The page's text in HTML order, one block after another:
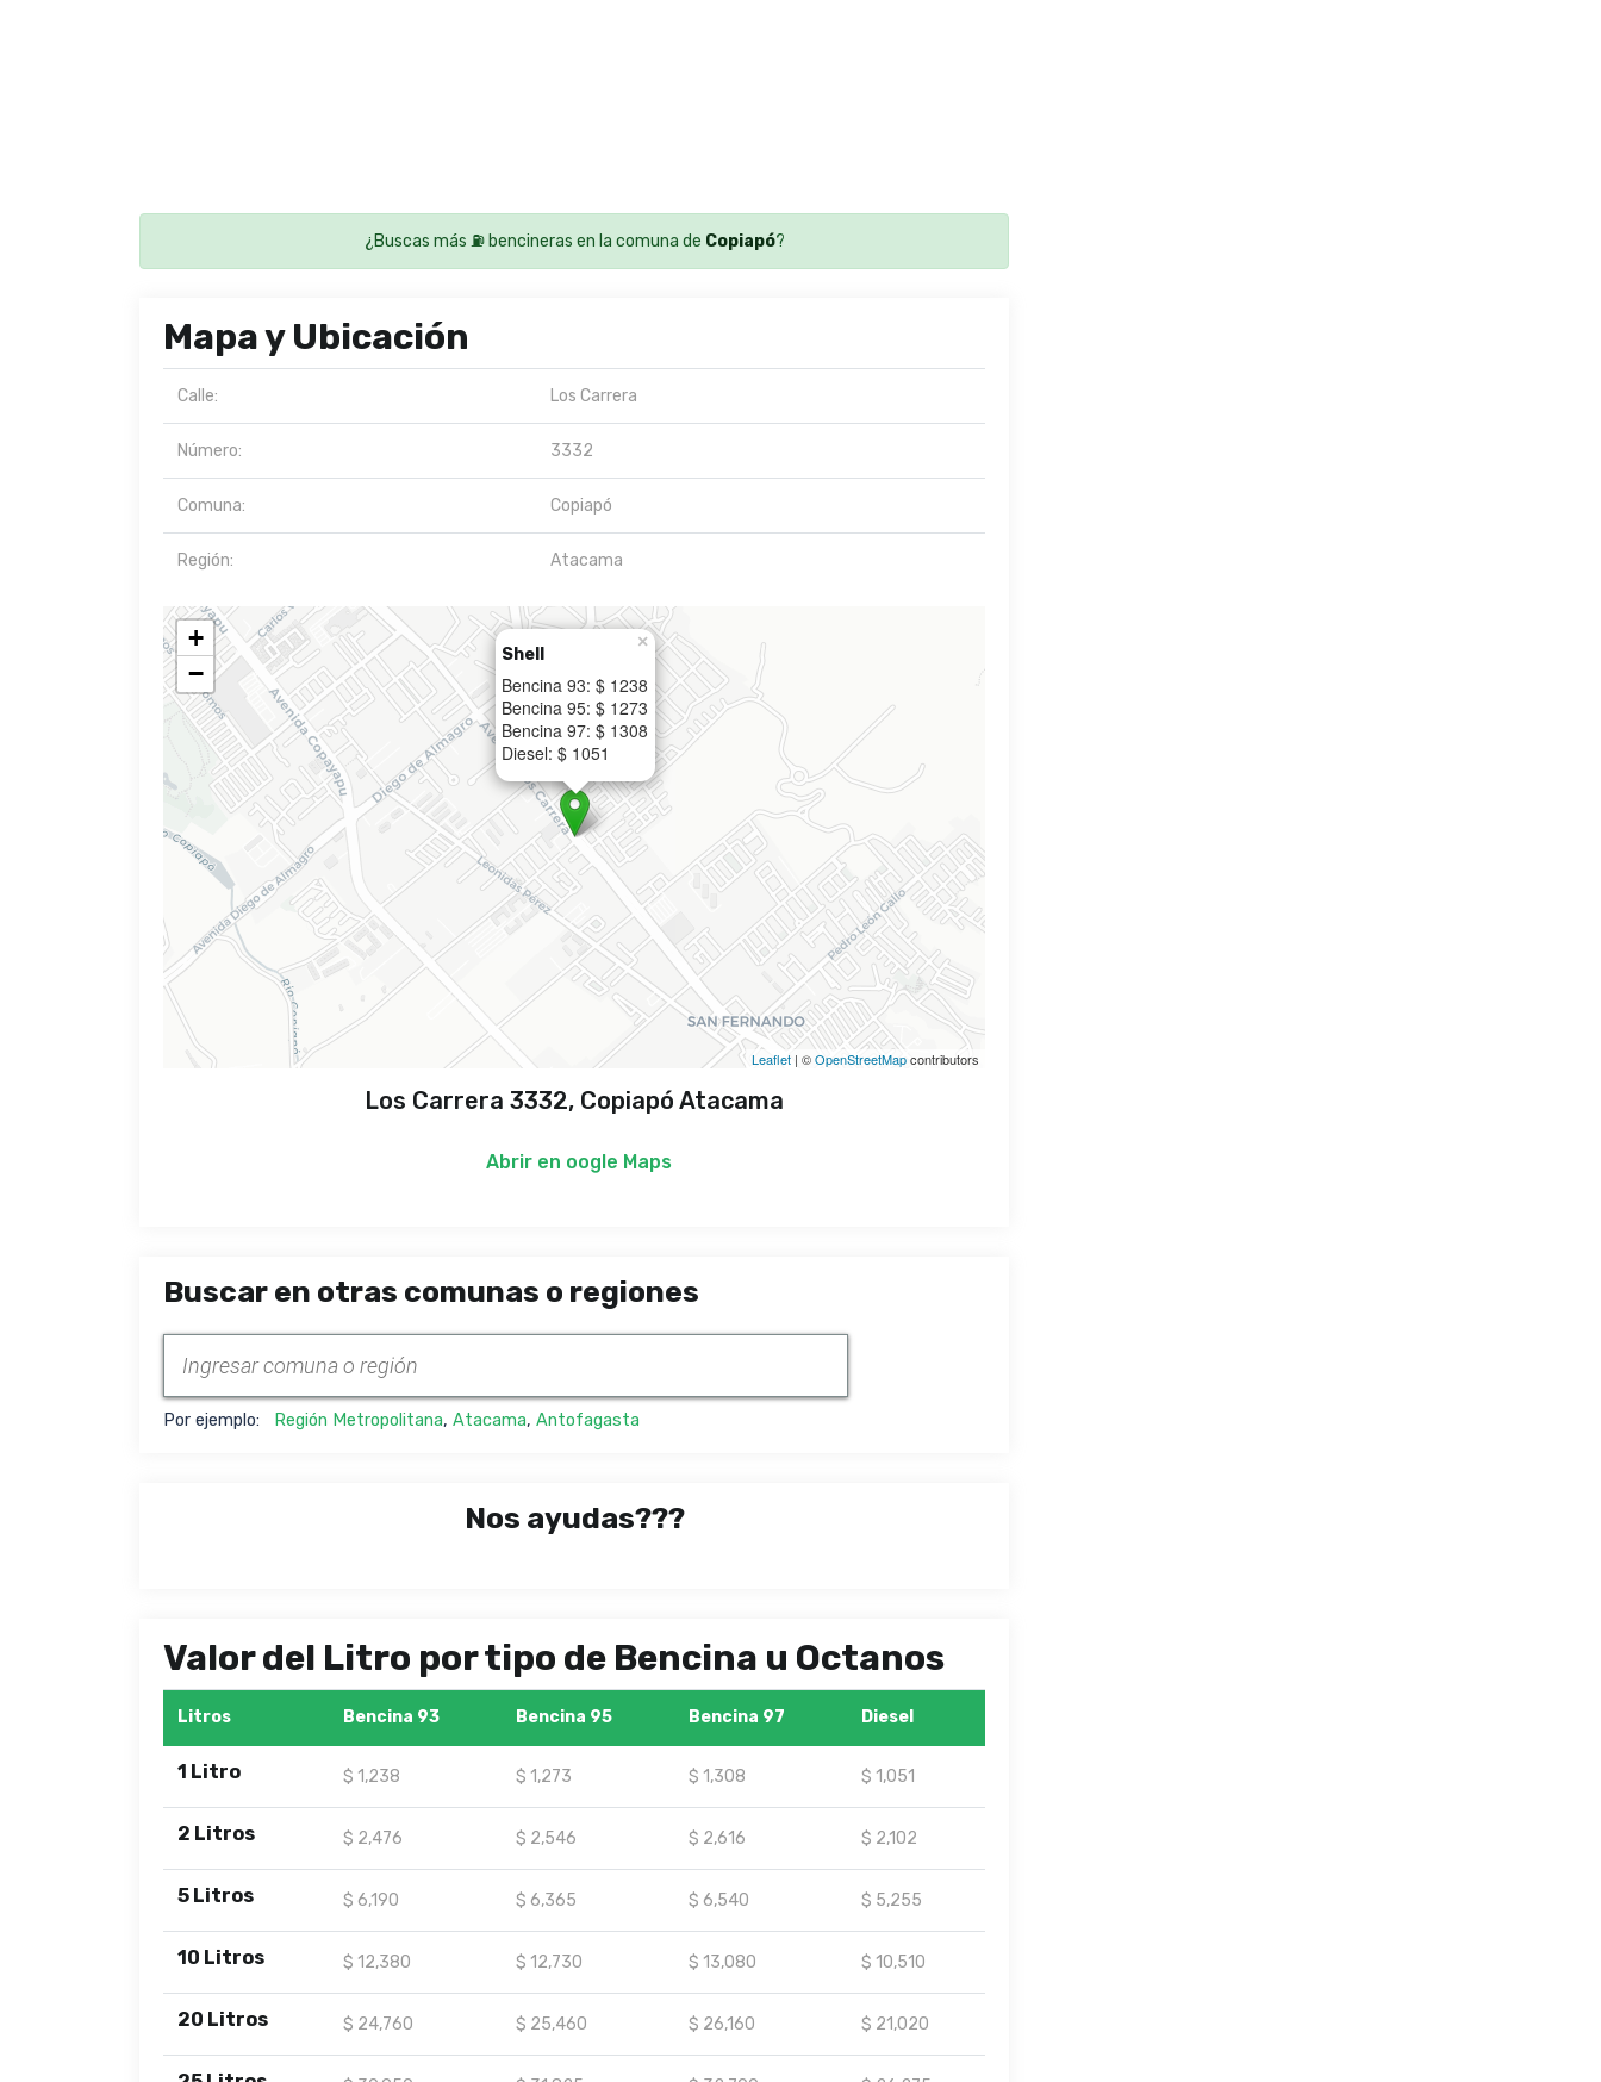
¿Buscas más ⛽ bencineras en la comuna de Copiapó?
Mapa y Ubicación
Calle: Los Carrera
Número: 3332
Comuna: Copiapó
Región: Atacama
Shell
Bencina 93: $ 1238
Bencina 95: $ 1273
Bencina 97: $ 1308
Diesel: $ 1051
×
+
−
Leaflet | ©OpenStreetMapcontributors
Los Carrera 3332, Copiapó Atacama
Abrir en oogle Maps
Buscar en otras comunas o regiones
Por ejemplo: Región Metropolitana, Atacama, Antofagasta
Nos ayudas???
Valor del Litro por tipo de Bencina u Octanos
Litros Bencina 93 Bencina 95 Bencina 97 Diesel
1 Litro $ 1,238 $ 1,273 $ 1,308 $ 1,051
2 Litros $ 2,476 $ 2,546 $ 2,616 $ 2,102
5 Litros $ 6,190 $ 6,365 $ 6,540 $ 5,255
10 Litros $ 12,380 $ 12,730 $ 13,080 $ 10,510
20 Litros $ 24,760 $ 25,460 $ 26,160 $ 21,020